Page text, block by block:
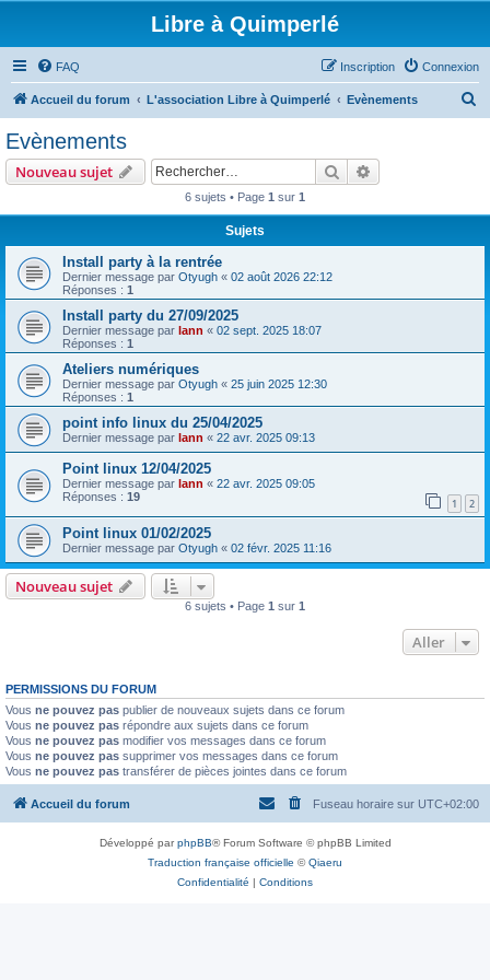
Libre à Quimperlé
FAQ Connexion
Inscription
Accueil du forum L'association Libre à Quimperlé Evènements
Evènements
Nouveau sujet Rechercher
6 sujets • Page 1 sur 1
Sujets
Install party à la rentrée
Dernier message par Otyugh « 02 août 2026 22:12
Réponses : 1
Install party du 27/09/2025
Dernier message par lann « 02 sept. 2025 18:07
Réponses : 1
Ateliers numériques
Dernier message par Otyugh « 25 juin 2025 12:30
Réponses : 1
point info linux du 25/04/2025
Dernier message par lann « 22 avr. 2025 09:13
Point linux 12/04/2025
Dernier message par lann « 22 avr. 2025 09:05
Réponses : 19 1 2
Point linux 01/02/2025
Dernier message par Otyugh « 02 févr. 2025 11:16
Nouveau sujet
6 sujets • Page 1 sur 1
Aller
PERMISSIONS DU FORUM
Vous ne pouvez pas publier de nouveaux sujets dans ce forum
Vous ne pouvez pas répondre aux sujets dans ce forum
Vous ne pouvez pas modifier vos messages dans ce forum
Vous ne pouvez pas supprimer vos messages dans ce forum
Vous ne pouvez pas transférer de pièces jointes dans ce forum
Accueil du forum Fuseau horaire sur UTC+02:00
Développé parphpBB® Forum Software © phpBB Limited
Traduction française officielle ©Qiaeru
Confidentialité | Conditions